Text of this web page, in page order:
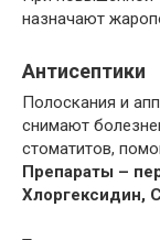
назначают
Антисептики
Полоскания и
снимают
стоматитов,
Препараты –
Хлоргексидин,